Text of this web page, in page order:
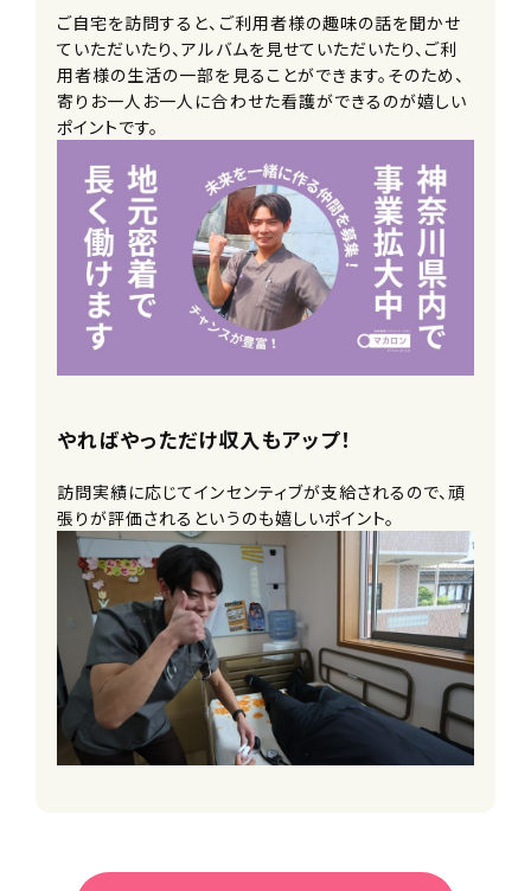
ご自宅を訪問すると、ご利用者様の趣味の話を聞かせ
ていただいたり、アルバムを見せていただいたり、ご利
用者様の生活の一部を見ることができます。そのため、
寄りお一人お一人に合わせた看護ができるのが嬉しい
ポイントです。
やればやっただけ収入もアップ！
訪問実績に応じてインセンティブが支給されるので、頑
張りが評価されるというのも嬉しいポイント。